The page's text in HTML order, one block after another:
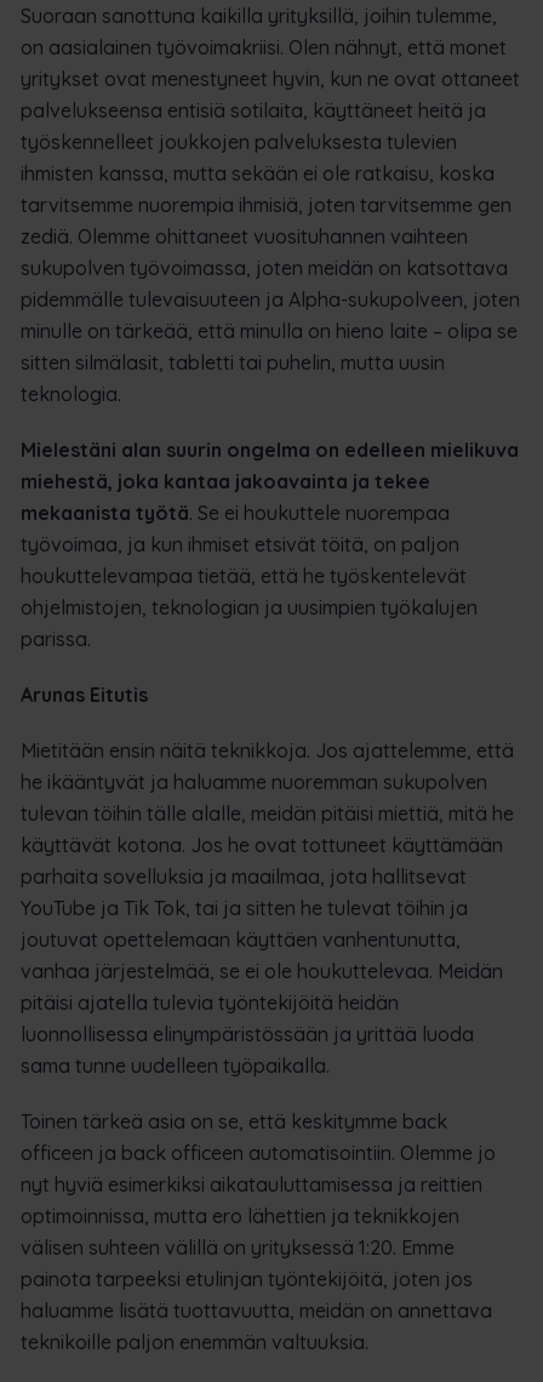
Suoraan sanottuna kaikilla yrityksillä, joihin tulemme,
on aasialainen työvoimakriisi. Olen nähnyt, että monet
yritykset ovat menestyneet hyvin, kun ne ovat ottaneet
palvelukseensa entisiä sotilaita, käyttäneet heitä ja
työskennelleet joukkojen palveluksesta tulevien
ihmisten kanssa, mutta sekään ei ole ratkaisu, koska
tarvitsemme nuorempia ihmisiä, joten tarvitsemme gen
zediä. Olemme ohittaneet vuosituhannen vaihteen
sukupolven työvoimassa, joten meidän on katsottava
pidemmälle tulevaisuuteen ja Alpha-sukupolveen, joten
minulle on tärkeää, että minulla on hieno laite – olipa se
sitten silmälasit, tabletti tai puhelin, mutta uusin
teknologia.
Mielestäni alan suurin ongelma on edelleen mielikuva
miehestä, joka kantaa jakoavainta ja tekee
mekaanista työtä. Se ei houkuttele nuorempaa
työvoimaa, ja kun ihmiset etsivät töitä, on paljon
houkuttelevampaa tietää, että he työskentelevät
ohjelmistojen, teknologian ja uusimpien työkalujen
parissa.
Arunas Eitutis
Mietitään ensin näitä teknikkoja. Jos ajattelemme, että
he ikääntyvät ja haluamme nuoremman sukupolven
tulevan töihin tälle alalle, meidän pitäisi miettiä, mitä he
käyttävät kotona. Jos he ovat tottuneet käyttämään
parhaita sovelluksia ja maailmaa, jota hallitsevat
YouTube ja Tik Tok, tai ja sitten he tulevat töihin ja
joutuvat opettelemaan käyttäen vanhentunutta,
vanhaa järjestelmää, se ei ole houkuttelevaa. Meidän
pitäisi ajatella tulevia työntekijöitä heidän
luonnollisessa elinympäristössään ja yrittää luoda
sama tunne uudelleen työpaikalla.
Toinen tärkeä asia on se, että keskitymme back
officeen ja back officeen automatisointiin. Olemme jo
nyt hyviä esimerkiksi aikatauluttamisessa ja reittien
optimoinnissa, mutta ero lähettien ja teknikkojen
välisen suhteen välillä on yrityksessä 1:20. Emme
painota tarpeeksi etulinjan työntekijöitä, joten jos
haluamme lisätä tuottavuutta, meidän on annettava
teknikoille paljon enemmän valtuuksia.